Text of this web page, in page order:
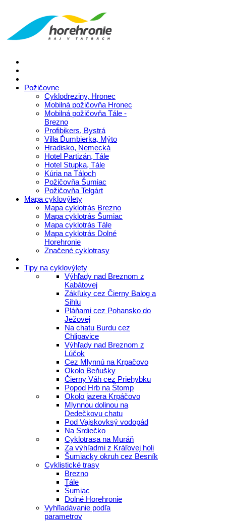
Požičovne
Cyklodreziny, Hronec
Mobilná požičovňa Hronec
Mobilná požičovňa Tále -
Brezno
Profibikers, Bystrá
Villa Ďumbierka, Mýto
Hradisko, Nemecká
Hotel Partizán, Tále
Hotel Stupka, Tále
Kúria na Táloch
Požičovňa Šumiac
Požičovňa Telgárt
Mapa cyklovýlety
Mapa cyklotrás Brezno
Mapa cyklotrás Šumiac
Mapa cyklotrás Tále
Mapa cyklotrás Dolné
Horehronie
Značené cyklotrasy
Tipy na cyklovýlety
Výhľady nad Breznom z
Kabátovej
Zákľuky cez Čierny Balog a
Sihlu
Pláňami cez Pohansko do
Ježovej
Na chatu Burdu cez
Chlipavice
Výhľady nad Breznom z
Lúčok
Cez Mlynnú na Krpačovo
Okolo Beňušky
Čierny Váh cez Priehybku
Popod Hrb na Štomp
Okolo jazera Krpáčovo
Mlynnou dolinou na
Dedečkovu chatu
Pod Vajskovksý vodopád
Na Srdiečko
Cyklotrasa na Muráň
Za výhľadmi z Kráľovej holi
Šumiacky okruh cez Besník
Cyklistické trasy
Brezno
Tále
Šumiac
Dolné Horehronie
Vyhľladávanie podľa
parametrov